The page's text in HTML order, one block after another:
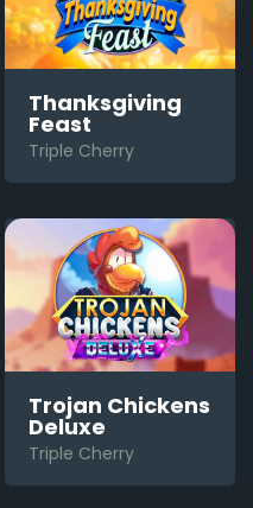
Thanksgiving
Feast
Triple Cherry
Trojan Chickens
Deluxe
Triple Cherry